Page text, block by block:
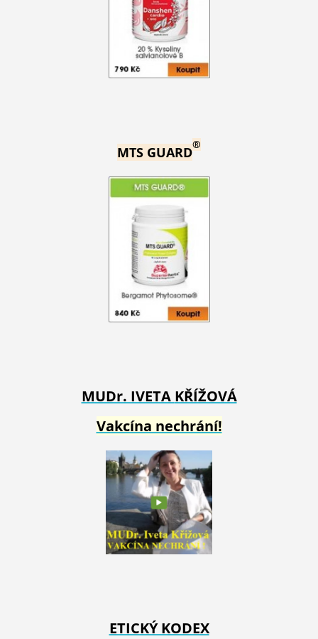
MTS GUARD®
MUDr. IVETA KŘÍŽOVÁ
Vakcína nechrání!
ETICKÝ KODEX